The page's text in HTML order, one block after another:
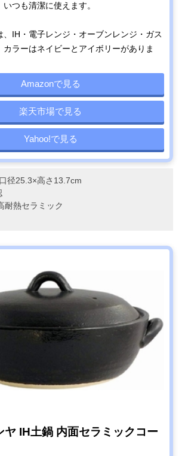
つも清潔に使えます。
、IH・電子レンジ・オーブンレンジ・ガス
カラーはネイビーとアイボリーがありま
Amazonで見る
楽天市場で見る
Yahoo!で見る
径25.3×高さ13.7cm
耐熱セラミック
ヤ IH土鍋 内面セラミックコー